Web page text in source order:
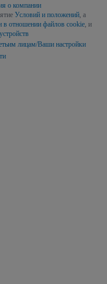
о компании
Условий и положений , а
в отношении файлов cookie , и
лицам/Ваши настройки